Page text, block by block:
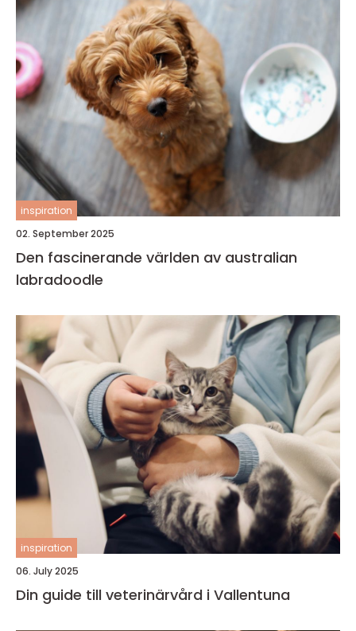
inspiration
02. September 2025
Den fascinerande världen av australian
labradoodle
inspiration
06. July 2025
Din guide till veterinärvård i Vallentuna